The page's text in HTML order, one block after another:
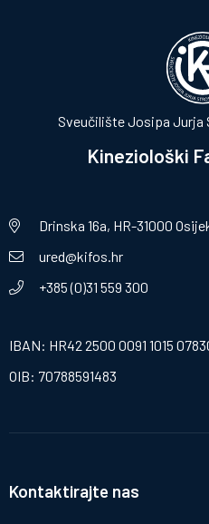
Sveučilište Josipa Jurja
Kineziološki
Drinska 16a, HR-31000
ured@kifos.hr
+385 (0)31 559 300
IBAN: HR42 2500 0091 1015
OIB: 70788591483
Kontaktirajte nas